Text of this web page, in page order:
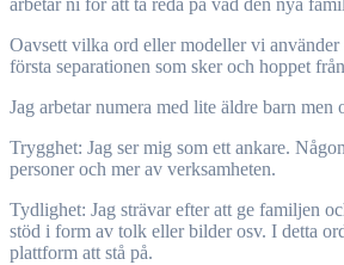
arbetar ni för att ta reda på vad den nya
Oavsett vilka ord eller modeller vi
första separationen som sker och hoppet
Jag arbetar numera med lite äldre barn
Trygghet: Jag ser mig som ett ankare.
personer och mer av verksamheten.
Tydlighet: Jag strävar efter att ge familjen
stöd i form av tolk eller bilder osv. I detta
plattform att stå på.